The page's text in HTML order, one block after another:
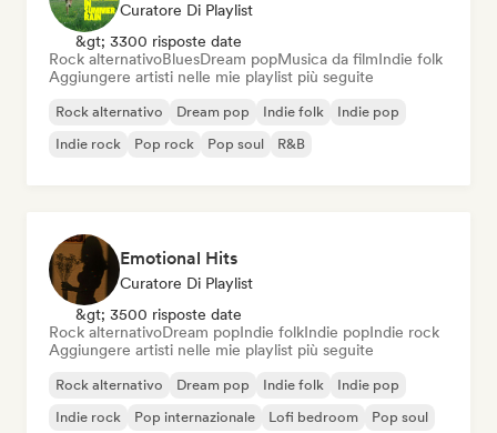
Curatore Di Playlist
&gt; 3300 risposte date
Rock alternativoBluesDream popMusica da filmIndie folk
Aggiungere artisti nelle mie playlist più seguite
Rock alternativo Dream pop Indie folk
Indie pop
Indie rock
Pop rock Pop soul R&B
Emotional Hits
Curatore Di Playlist
&gt; 3500 risposte date
Rock alternativoDream popIndie folkIndie popIndie rock
Aggiungere artisti nelle mie playlist più seguite
Rock alternativo Dream pop Indie folk
Indie pop
Indie rock
Pop internazionale Lofi bedroom Pop soul